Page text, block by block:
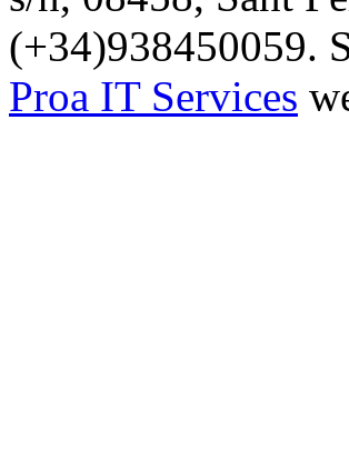
(+34)938450059.
Proa IT Services